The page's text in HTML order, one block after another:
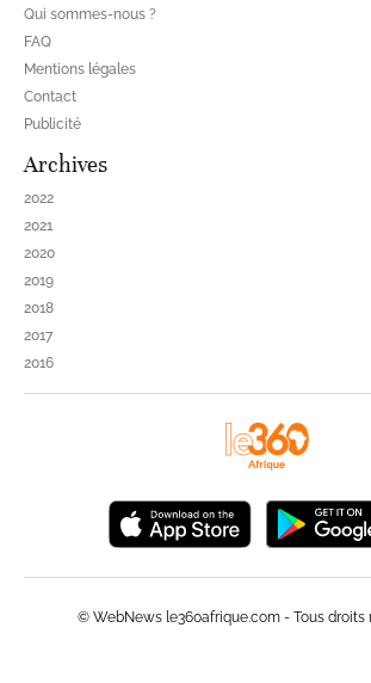
Qui sommes-nous ?
FAQ
Mentions légales
Contact
Publicité
Archives
2022
2021
2020
2019
2018
2017
2016
© WebNews le360afrique.com - Tous droits